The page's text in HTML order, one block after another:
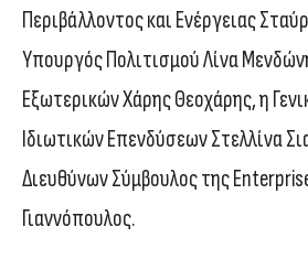
Περιβάλλοντος και Ενέργειας
Υπουργός Πολιτισμού Λίνα
Εξωτερικών Χάρης Θεοχάρης, η
Ιδιωτικών Επενδύσεων Στελλίνα
Διευθύνων Σύμβουλος της
Γιαννόπουλος.